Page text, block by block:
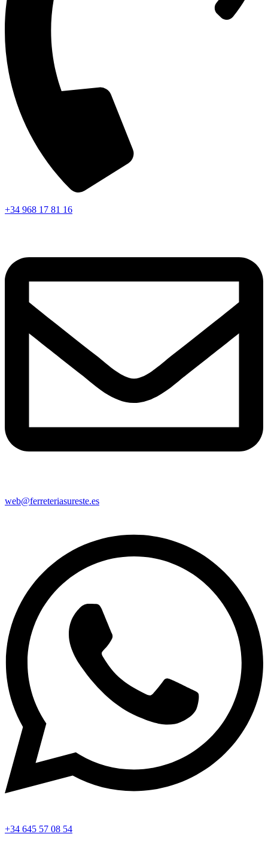
+34 968 17 81 16
web@ferreteriasureste.es
+34 645 57 08 54